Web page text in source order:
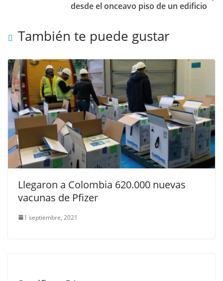
desde el onceavo piso de un edificio
También te puede gustar
Llegaron a Colombia 620.000 nuevas
vacunas de Pfizer
1 septiembre, 2021